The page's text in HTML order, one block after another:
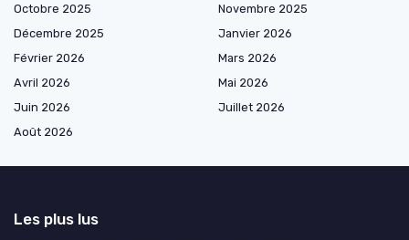
Octobre 2025
Novembre 2025
Décembre 2025
Janvier 2026
Février 2026
Mars 2026
Avril 2026
Mai 2026
Juin 2026
Juillet 2026
Août 2026
Les plus lus